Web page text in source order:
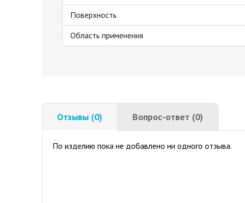
Поверхность
Область применения
Отзывы (0) Вопрос-ответ (0)
По изделию пока не добавлено ни одного отзыва.